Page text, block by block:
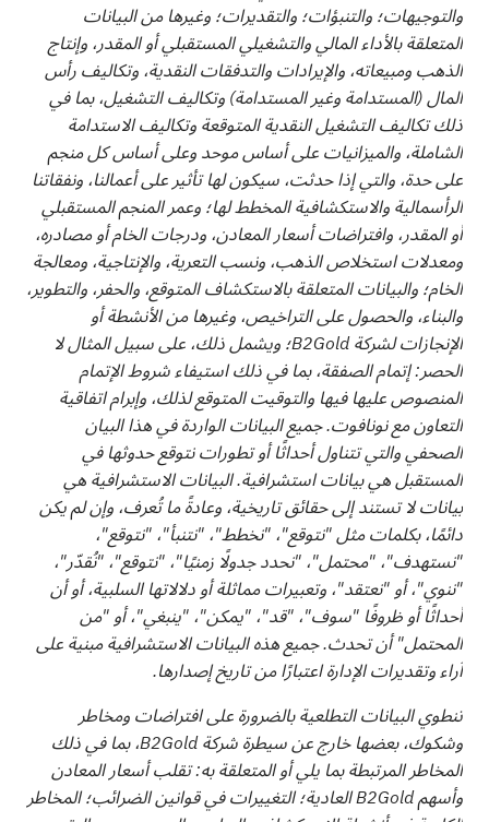
والتوجيهات؛ والتنبؤات؛ والتقديرات؛ وغيرها من البيانات
المتعلقة بالأداء المالي والتشغيلي المستقبلي أو المقدر، وإنتاج
الذهب ومبيعاته، والإيرادات والتدفقات النقدية، وتكاليف رأس
المال (المستدامة وغير المستدامة) وتكاليف التشغيل، بما في
ذلك تكاليف التشغيل النقدية المتوقعة وتكاليف الاستدامة
الشاملة، والميزانيات على أساس موحد وعلى أساس كل منجم
على حدة، والتي إذا حدثت، سيكون لها تأثير على أعمالنا، ونفقاتنا
الرأسمالية والاستكشافية المخطط لها؛ وعمر المنجم المستقبلي
أو المقدر، وافتراضات أسعار المعادن، ودرجات الخام أو مصادره،
ومعدلات استخلاص الذهب، ونسب التعرية، والإنتاجية، ومعالجة
الخام؛ والبيانات المتعلقة بالاستكشاف المتوقع، والحفر، والتطوير،
والبناء، والحصول على التراخيص، وغيرها من الأنشطة أو
الإنجازات لشركة B2Gold؛ ويشمل ذلك، على سبيل المثال لا
الحصر: إتمام الصفقة، بما في ذلك استيفاء شروط الإتمام
المنصوص عليها فيها والتوقيت المتوقع لذلك، وإبرام اتفاقية
التعاون مع نونافوت. جميع البيانات الواردة في هذا البيان
الصحفي والتي تتناول أحداثًا أو تطورات نتوقع حدوثها في
المستقبل هي بيانات استشرافية. البيانات الاستشرافية هي
بيانات لا تستند إلى حقائق تاريخية، وعادةً ما تُعرف، وإن لم يكن
دائمًا، بكلمات مثل "نتوقع"، "نخطط"، "نتنبأ"، "نتوقع"،
"نستهدف"، "محتمل"، "نحدد جدولًا زمنيًا"، "نتوقع"، "نُقدّر"،
"ننوي"، أو "نعتقد"، وتعبيرات مماثلة أو دلالاتها السلبية، أو أن
أحداثًا أو ظروفًا "سوف"، "قد"، "يمكن"، "ينبغي"، أو "من
المحتمل" أن تحدث. جميع هذه البيانات الاستشرافية مبنية على
آراء وتقديرات الإدارة اعتبارًا من تاريخ إصدارها.
تنطوي البيانات التطلعية بالضرورة على افتراضات ومخاطر
وشكوك، بعضها خارج عن سيطرة شركة B2Gold، بما في ذلك
المخاطر المرتبطة بما يلي أو المتعلقة به: تقلب أسعار المعادن
وأسهم B2Gold العادية؛ التغييرات في قوانين الضرائب؛ المخاطر